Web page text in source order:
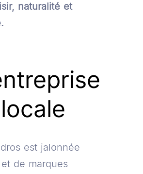
naturalité et
est jalonnée
de marques